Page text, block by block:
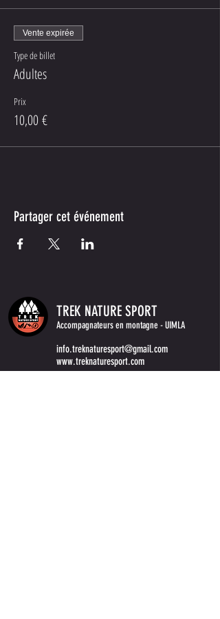
Vente expirée
Type de billet
Adultes
Prix
10,00 €
Partager cet événement
TREK NATURE SPORT
Accompagnateursen montagne - UIMLA
info.treknaturesport@gmail.com
www.treknaturesport.com
BE0694.893.251